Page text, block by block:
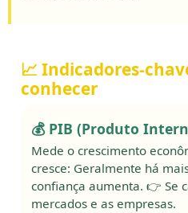
📈 Indicadores-
conhecer
💰 PIB (Produto
Mede o crescimento
cresce: Geralmente há
confiança aumenta. 👉 Se
mercados e as empresas.